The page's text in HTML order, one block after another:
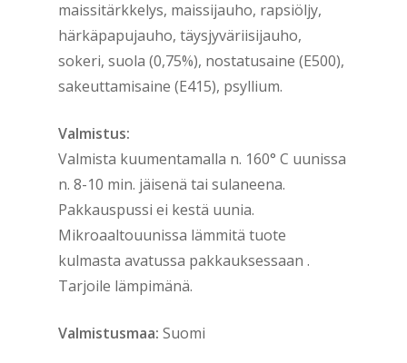
maissitärkkelys, maissijauho, rapsiöljy,
härkäpapujauho, täysjyväriisijauho,
sokeri, suola (0,75%), nostatusaine (E500),
sakeuttamisaine (E415), psyllium.
Valmistus:
Valmista kuumentamalla n. 160° C uunissa
n. 8-10 min. jäisenä tai sulaneena.
Pakkauspussi ei kestä uunia.
Mikroaaltouunissa lämmitä tuote
kulmasta avatussa pakkauksessaan .
Tarjoile lämpimänä.
Valmistusmaa: Suomi